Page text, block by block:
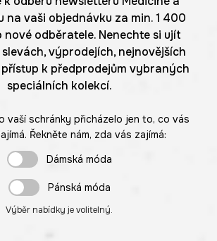
na vaši objednávku za min. 1 400
nové odběratele. Nenechte si ujít
výprodejích, nejnovějších
k předprodejům vybraných
speciálních kolekcí.
vaší schránky přicházelo jen to, co vás
Řekněte nám, zda vás zajímá:
Dámská móda
Pánská móda
Výběr nabídky je volitelný.